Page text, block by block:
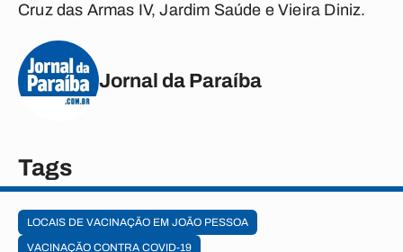
Cruz das Armas IV, Jardim Saúde e Vieira Diniz.
Jornal da Paraíba
Tags
LOCAIS DE VACINAÇÃO EM JOÃO PESSOA
VACINAÇÃO CONTRA COVID-19